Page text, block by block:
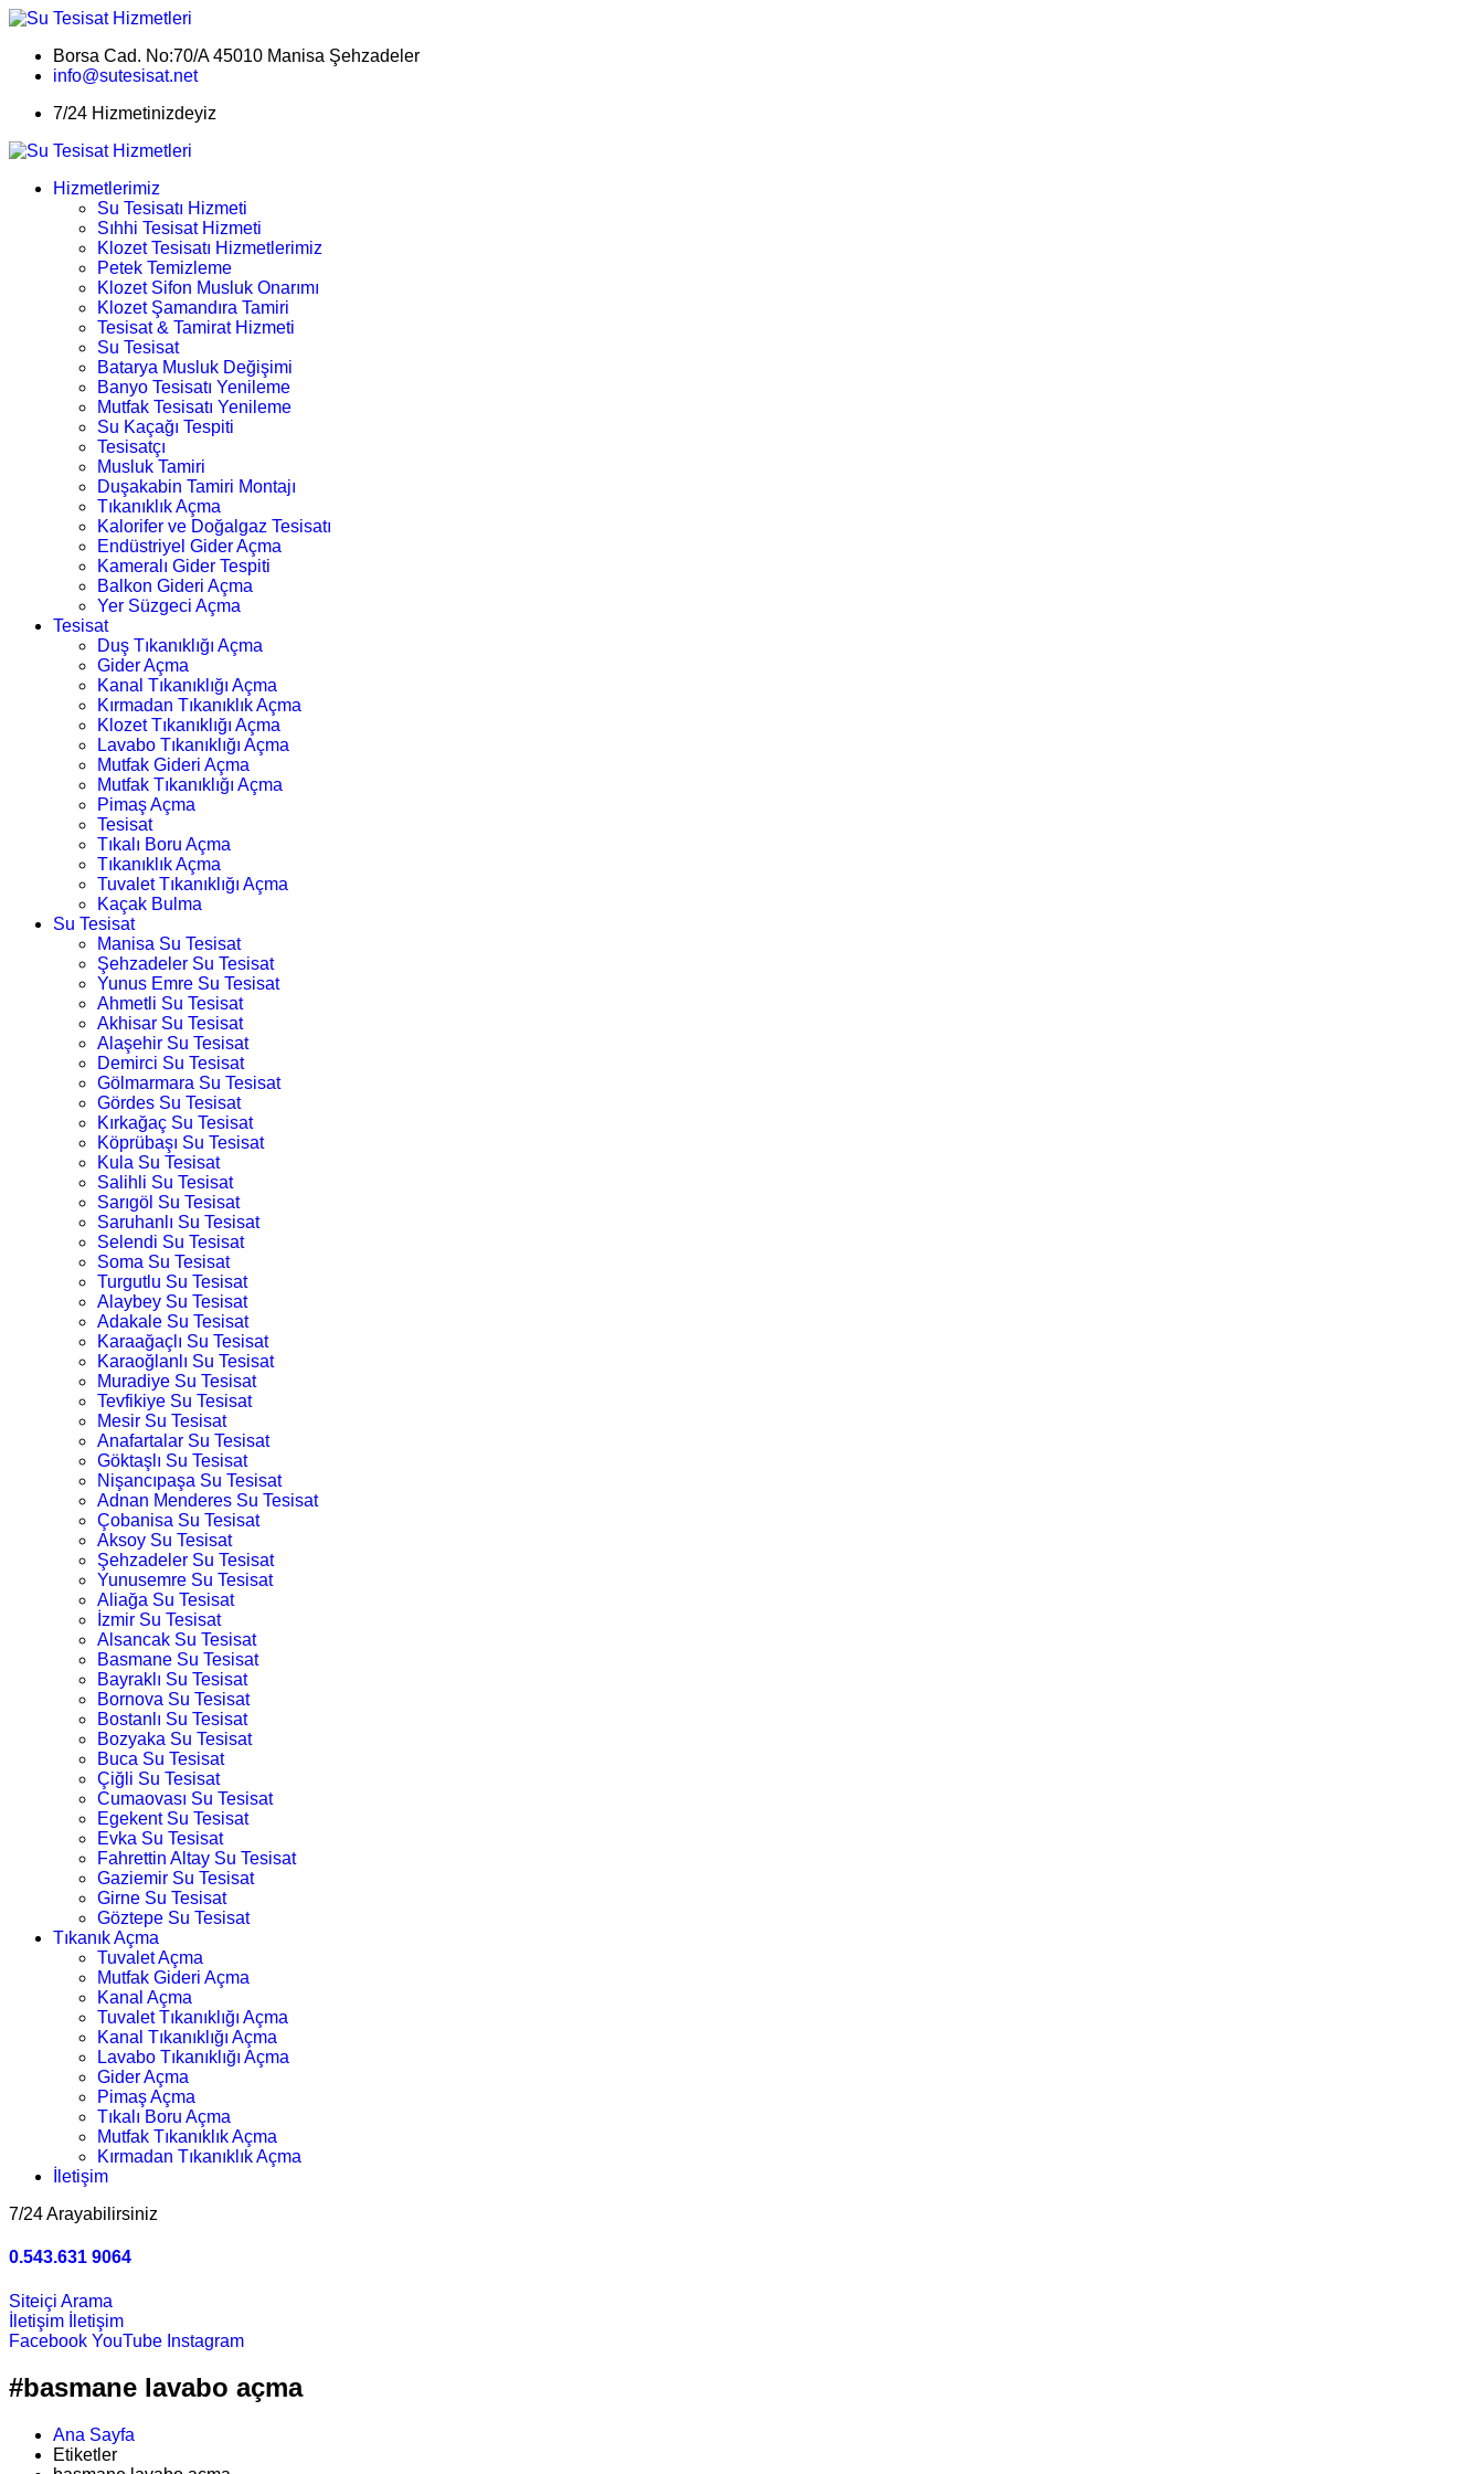
Borsa Cad. No:70/A 45010 Manisa Şehzadeler
info@sutesisat.net
7/24 Hizmetinizdeyiz
Hizmetlerimiz
Su Tesisatı Hizmeti
Sıhhi Tesisat Hizmeti
Klozet Tesisatı Hizmetlerimiz
Petek Temizleme
Klozet Sifon Musluk Onarımı
Klozet Şamandıra Tamiri
Tesisat & Tamirat Hizmeti
Su Tesisat
Batarya Musluk Değişimi
Banyo Tesisatı Yenileme
Mutfak Tesisatı Yenileme
Su Kaçağı Tespiti
Tesisatçı
Musluk Tamiri
Duşakabin Tamiri Montajı
Tıkanıklık Açma
Kalorifer ve Doğalgaz Tesisatı
Endüstriyel Gider Açma
Kameralı Gider Tespiti
Balkon Gideri Açma
Yer Süzgeci Açma
Tesisat
Duş Tıkanıklığı Açma
Gider Açma
Kanal Tıkanıklığı Açma
Kırmadan Tıkanıklık Açma
Klozet Tıkanıklığı Açma
Lavabo Tıkanıklığı Açma
Mutfak Gideri Açma
Mutfak Tıkanıklığı Açma
Pimaş Açma
Tesisat
Tıkalı Boru Açma
Tıkanıklık Açma
Tuvalet Tıkanıklığı Açma
Kaçak Bulma
Su Tesisat
Manisa Su Tesisat
Şehzadeler Su Tesisat
Yunus Emre Su Tesisat
Ahmetli Su Tesisat
Akhisar Su Tesisat
Alaşehir Su Tesisat
Demirci Su Tesisat
Gölmarmara Su Tesisat
Gördes Su Tesisat
Kırkağaç Su Tesisat
Köprübaşı Su Tesisat
Kula Su Tesisat
Salihli Su Tesisat
Sarıgöl Su Tesisat
Saruhanlı Su Tesisat
Selendi Su Tesisat
Soma Su Tesisat
Turgutlu Su Tesisat
Alaybey Su Tesisat
Adakale Su Tesisat
Karaağaçlı Su Tesisat
Karaoğlanlı Su Tesisat
Muradiye Su Tesisat
Tevfikiye Su Tesisat
Mesir Su Tesisat
Anafartalar Su Tesisat
Göktaşlı Su Tesisat
Nişancıpaşa Su Tesisat
Adnan Menderes Su Tesisat
Çobanisa Su Tesisat
Aksoy Su Tesisat
Şehzadeler Su Tesisat
Yunusemre Su Tesisat
Aliağa Su Tesisat
İzmir Su Tesisat
Alsancak Su Tesisat
Basmane Su Tesisat
Bayraklı Su Tesisat
Bornova Su Tesisat
Bostanlı Su Tesisat
Bozyaka Su Tesisat
Buca Su Tesisat
Çiğli Su Tesisat
Cumaovası Su Tesisat
Egekent Su Tesisat
Evka Su Tesisat
Fahrettin Altay Su Tesisat
Gaziemir Su Tesisat
Girne Su Tesisat
Göztepe Su Tesisat
Tıkanık Açma
Tuvalet Açma
Mutfak Gideri Açma
Kanal Açma
Tuvalet Tıkanıklığı Açma
Kanal Tıkanıklığı Açma
Lavabo Tıkanıklığı Açma
Gider Açma
Pimaş Açma
Tıkalı Boru Açma
Mutfak Tıkanıklık Açma
Kırmadan Tıkanıklık Açma
İletişim
7/24 Arayabilirsiniz
0.543.631 9064
Siteiçi Arama
İletişim
İletişim
Facebook YouTube Instagram
#basmane lavabo açma
Ana Sayfa
Etiketler